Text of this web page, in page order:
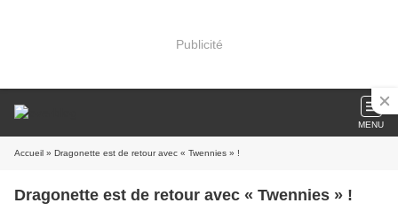
Publicité
MENU
Accueil » Dragonette est de retour avec « Twennies » !
Dragonette est de retour avec « Twennies » !